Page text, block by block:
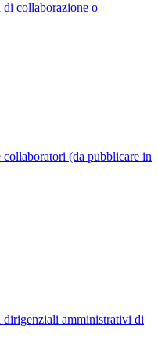
collaborazione o
collaboratori (da pubblicare in
amministrativi di